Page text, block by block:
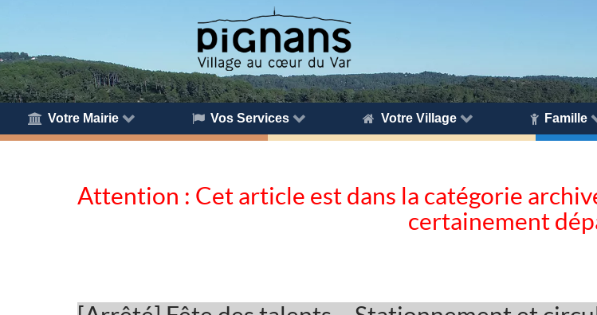
Votre Mairie Vos Services Votre Village Famille
Attention : Cet article est dans la catégorie
certainement